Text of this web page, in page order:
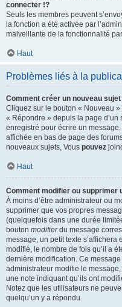
connecter !?
Seuls les membres peuvent
la fonction a été activée par
malveillante de la fonctionnalité
Haut
Problèmes liés à la
Comment créer un nouveau
Cliquez sur le bouton « Nouveau
« Répondre » depuis la page d’un
enregistré pour écrire un
affichée en bas de page des
nouveaux sujets, Vous pouvez
Haut
Comment modifier ou supprimer
À moins d’être administrateur ou
supprimer que vos propres
(quelquefois dans une durée
bouton modifierdu message
message, un petit texte s’affichera
modifié, le nombre de fois qu’il a
dernière modification. Ce
administrateur modifie le
une note indiquant qu’ils ont
Notez que les utilisateurs ne
quelqu’un y a répondu.